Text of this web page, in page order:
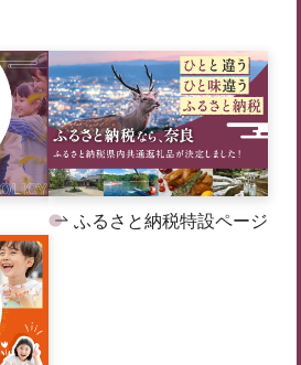
ふるさと納税特設ページ